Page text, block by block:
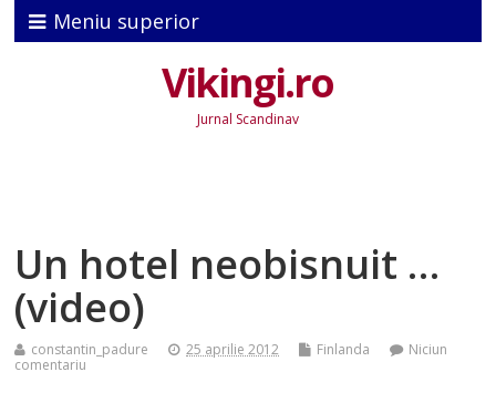
Meniu superior
Vikingi.ro
Jurnal Scandinav
Un hotel neobisnuit …
(video)
constantin_padure 25 aprilie 2012 Finlanda
Niciun
comentariu